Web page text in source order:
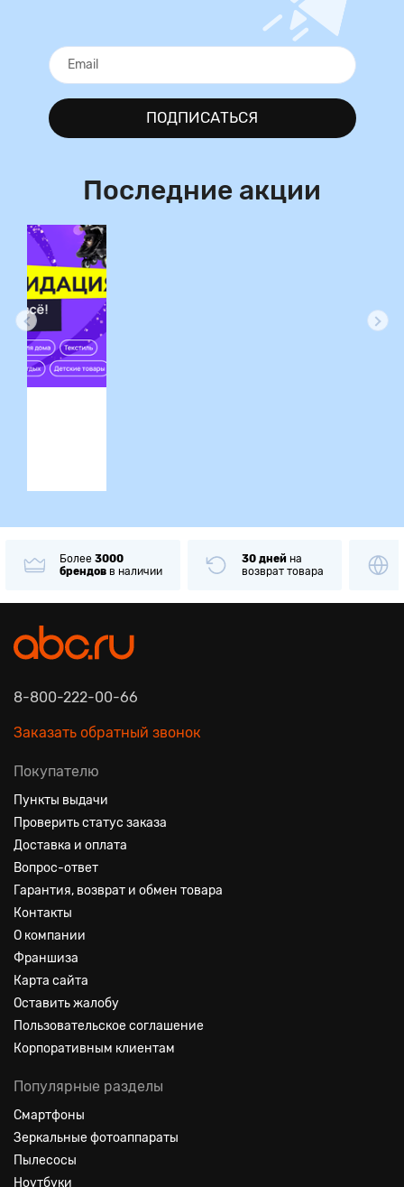
ПОДПИСАТЬСЯ
Последние акции
Более 3000
брендов в наличии
30 дней на
возврат товара
8-800-222-00-66
Заказать обратный звонок
Покупателю
Пункты выдачи
Проверить статус заказа
Доставка и оплата
Вопрос-ответ
Гарантия, возврат и обмен товара
Контакты
О компании
Франшиза
Карта сайта
Оставить жалобу
Пользовательское соглашение
Корпоративным клиентам
Популярные разделы
Смартфоны
Зеркальные фотоаппараты
Пылесосы
Ноутбуки